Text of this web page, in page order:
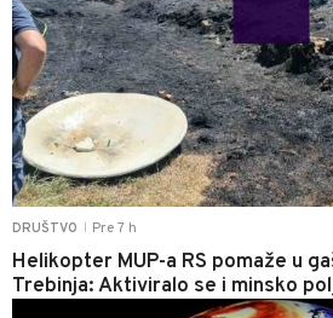
DRUŠTVO Pre 7 h
Helikopter MUP-a RS pomaže u
Trebinja: Aktiviralo se i minsko